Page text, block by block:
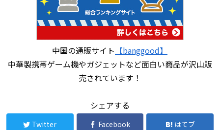
中国の通販サイト 【banggood】
中華製携帯ゲーム機やガジェットなど面白い商品が沢山販
売されています！
シェアする
Twitter Facebook はてブ